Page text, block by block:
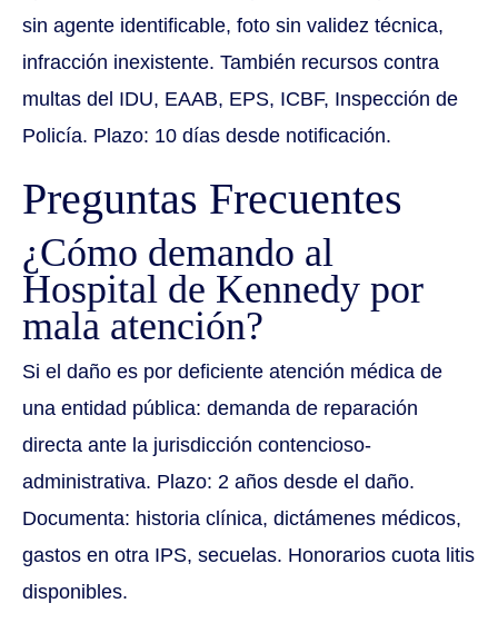
sin agente identificable, foto sin validez técnica,
infracción inexistente. También recursos contra
multas del IDU, EAAB, EPS, ICBF, Inspección de
Policía. Plazo: 10 días desde notificación.
Preguntas Frecuentes
¿Cómo demando al
Hospital de Kennedy por
mala atención?
Si el daño es por deficiente atención médica de
una entidad pública: demanda de reparación
directa ante la jurisdicción contencioso-
administrativa. Plazo: 2 años desde el daño.
Documenta: historia clínica, dictámenes médicos,
gastos en otra IPS, secuelas. Honorarios cuota litis
disponibles.